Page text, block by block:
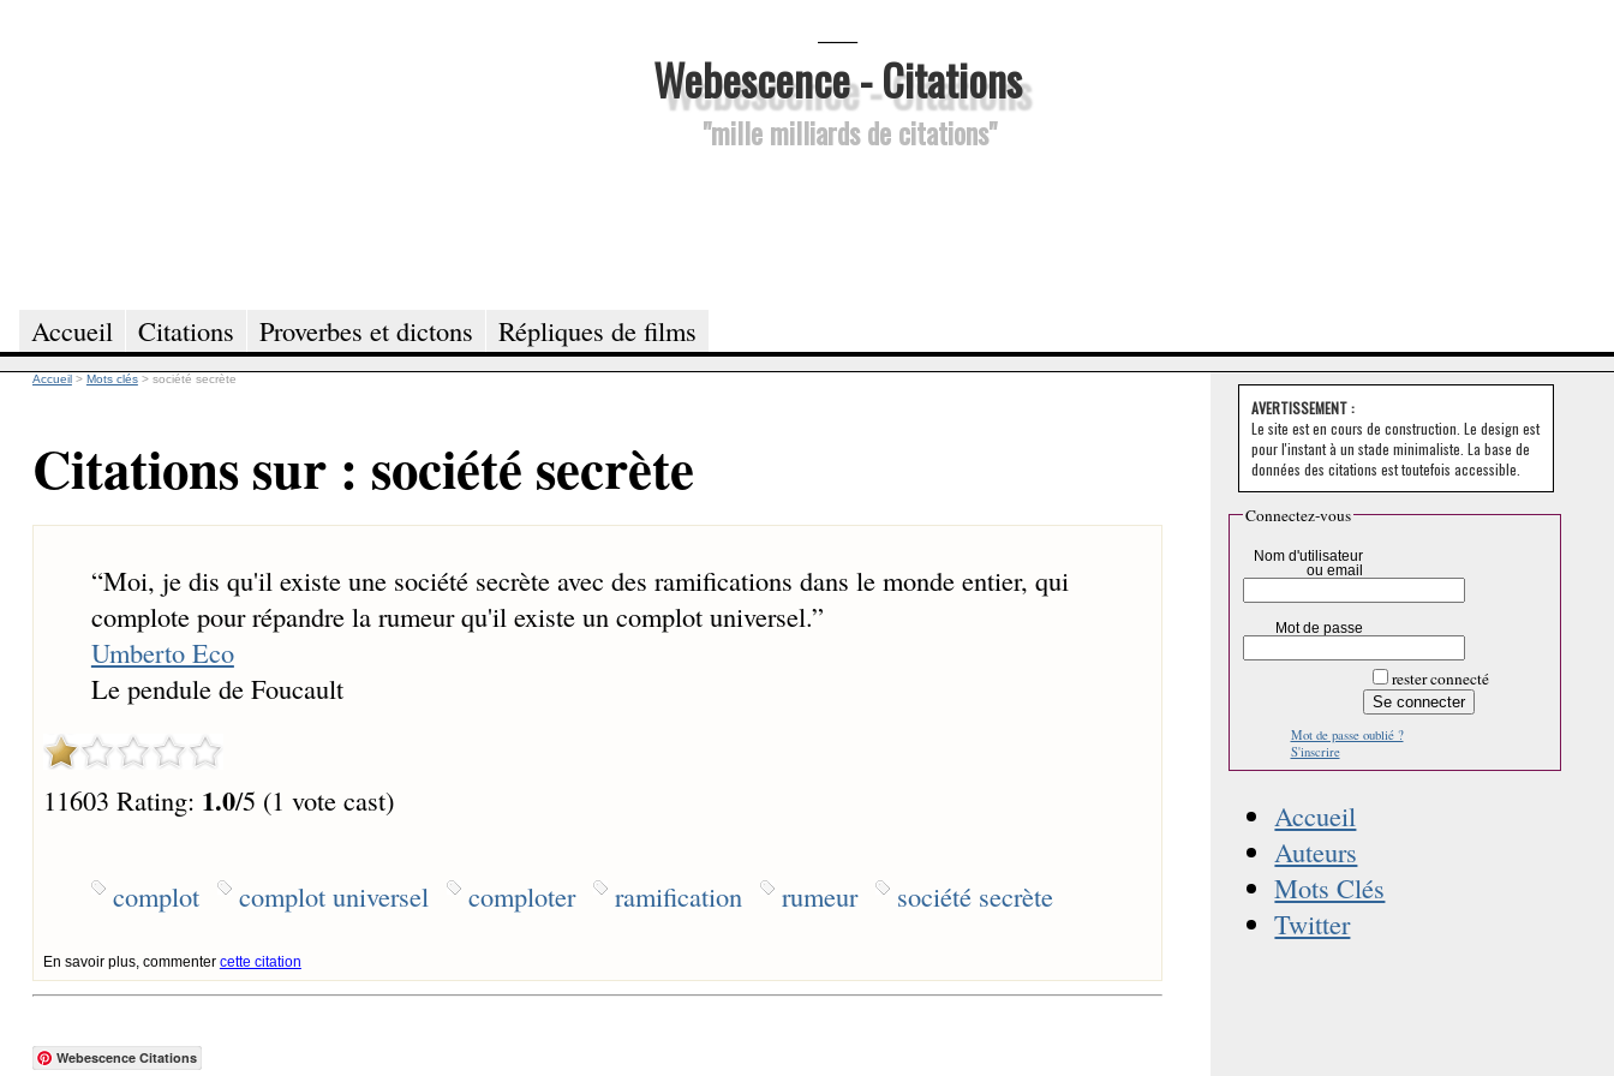
Webescence - Citations
"mille milliards de citations"
Accueil Citations Proverbes et dictons Répliques de films
Accueil > Mots clés > société secrète
Citations sur : société secrète
“Moi, je dis qu'il existe une société secrète avec des ramifications dans le monde entier, qui
complote pour répandre la rumeur qu'il existe un complot universel.”
Umberto Eco
Le pendule de Foucault
11603 Rating: 1.0/5 (1 vote cast)
complot complot universel comploter ramification rumeur société secrète
En savoir plus, commenter cette citation
Webescence Citations
AVERTISSEMENT :
Le site est en cours de construction. Le design est
pour l'instant à un stade minimaliste. La base de
données des citations est toutefois accessible.
Connectez-vous
Nom d'utilisateur
ou email
Mot de passe
rester connecté
Mot de passe oublié ?
S'inscrire
Accueil
Auteurs
Mots Clés
Twitter